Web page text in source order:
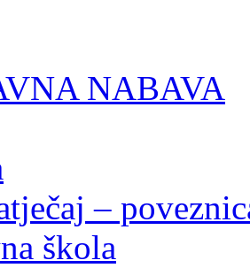
NABAVA
–